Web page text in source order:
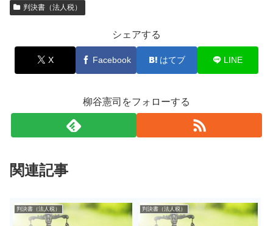
判決書（法人税）
シェアする
X Facebook はてブ LINE
柳谷憲司をフォローする
関連記事
判決書（法人税） 判決書（法人税）